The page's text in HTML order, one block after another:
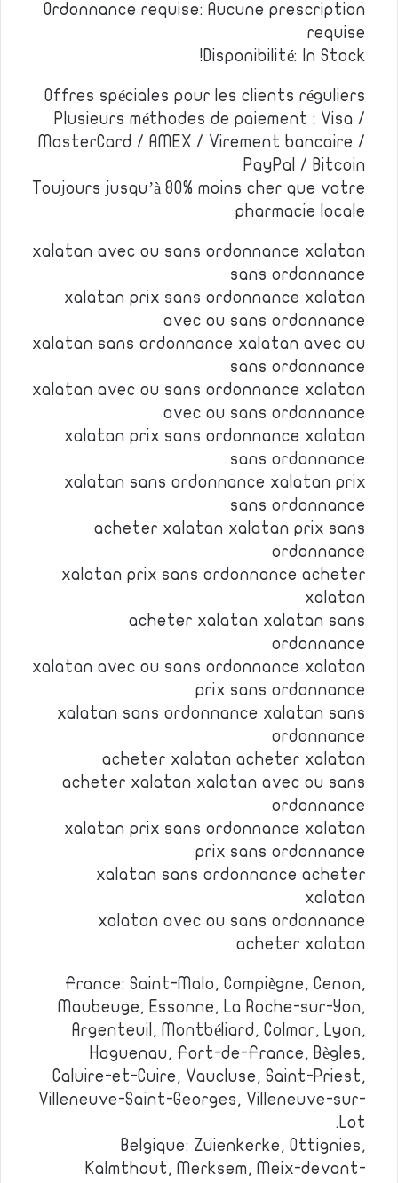
Ordonnance requise: Aucune prescription
requise
Disponibilité: In Stock!
Offres spéciales pour les clients réguliers
Plusieurs méthodes de paiement : Visa /
MasterCard / AMEX / Virement bancaire /
PayPal / Bitcoin
Toujours jusqu’à 80% moins cher que votre
pharmacie locale
xalatan avec ou sans ordonnance xalatan
sans ordonnance
xalatan prix sans ordonnance xalatan
avec ou sans ordonnance
xalatan sans ordonnance xalatan avec ou
sans ordonnance
xalatan avec ou sans ordonnance xalatan
avec ou sans ordonnance
xalatan prix sans ordonnance xalatan
sans ordonnance
xalatan sans ordonnance xalatan prix
sans ordonnance
acheter xalatan xalatan prix sans
ordonnance
xalatan prix sans ordonnance acheter
xalatan
acheter xalatan xalatan sans
ordonnance
xalatan avec ou sans ordonnance xalatan
prix sans ordonnance
xalatan sans ordonnance xalatan sans
ordonnance
acheter xalatan acheter xalatan
acheter xalatan xalatan avec ou sans
ordonnance
xalatan prix sans ordonnance xalatan
prix sans ordonnance
xalatan sans ordonnance acheter
xalatan
xalatan avec ou sans ordonnance
acheter xalatan
France: Saint-Malo, Compiègne, Cenon,
Maubeuge, Essonne, La Roche-sur-Yon,
Argenteuil, Montbéliard, Colmar, Lyon,
Haguenau, Fort-de-France, Bègles,
Caluire-et-Cuire, Vaucluse, Saint-Priest,
Villeneuve-Saint-Georges, Villeneuve-sur-
Lot.
Belgique: Zuienkerke, Ottignies,
Kalmthout, Merksem, Meix-devant-